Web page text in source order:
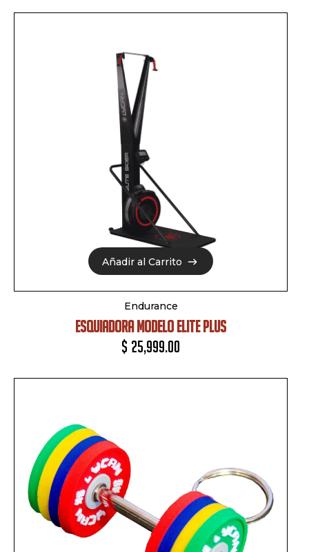
Añadir al Carrito
Añadir al Carrito
Endurance
ESQUIADORA MODELO ELITE PLUS
$ 25,999.00